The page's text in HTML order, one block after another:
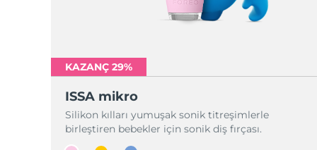
KAZANÇ 29%
ISSA mikro
Silikon kılları yumuşak sonik titreşimlerle
birleştiren bebekler için sonik diş fırçası.